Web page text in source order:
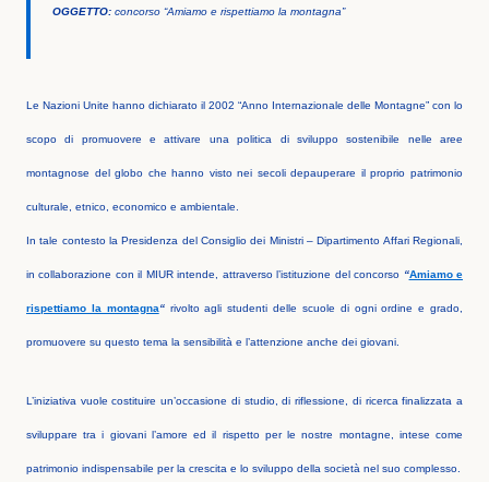
OGGETTO: concorso “Amiamo e rispettiamo la montagna”
Le Nazioni Unite hanno dichiarato il 2002 “Anno Internazionale delle Montagne” con lo
scopo di promuovere e attivare una politica di sviluppo sostenibile nelle aree
montagnose del globo che hanno visto nei secoli depauperare il proprio patrimonio
culturale, etnico, economico e ambientale.
In tale contesto la Presidenza del Consiglio dei Ministri – Dipartimento Affari Regionali,
in collaborazione con il MIUR intende, attraverso l’istituzione del concorso “Amiamo e
rispettiamo la montagna“rivolto agli studenti delle scuole di ogni ordine e grado,
promuovere su questo tema la sensibilità e l’attenzione anche dei giovani.
L’iniziativa vuole costituire un’occasione di studio, di riflessione, di ricerca finalizzata a
sviluppare tra i giovani l’amore ed il rispetto per le nostre montagne, intese come
patrimonio indispensabile per la crescita e lo sviluppo della società nel suo complesso.